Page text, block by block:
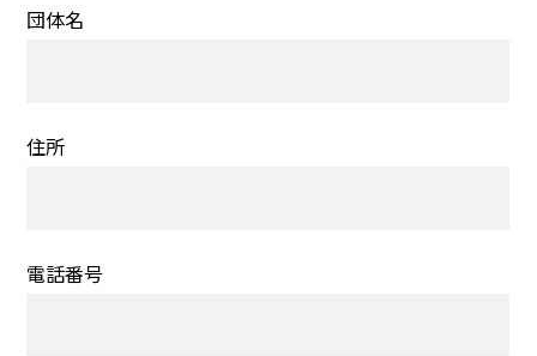
団体名
住所
電話番号